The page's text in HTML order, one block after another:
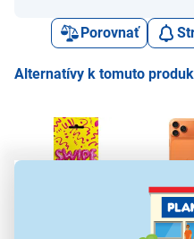
Porovnať
Alternatívy k tomuto
Apple
Max